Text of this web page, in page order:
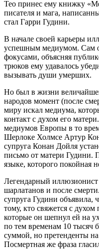
Тео принес ему книжку
писателя и мага,
стал Гарри Гудини.
В начале своей карьеры
успешным медиумом. Сам
фокусами, объясняя
трюков ему удавалось
вызывать души умерших.
Но был в жизни
народов момент (после
миру искал медиума,
контакт с духом его
медиумов Европы в то
Шерлоке Холмсе Артур
супруга Конан Дойля
письмо от матери Гудини.
языке, которого покойная
Легендарный иллюзионист
шарлатанов и после
супруга Гудини объявила,
тому, кто свяжется с духом
которые он шепнул ей на
по тем временам 10 тысяч
суммой, но претенденты
Посмертная же фраза